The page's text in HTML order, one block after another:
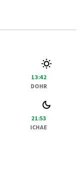
13:42
DOHR
21:53
ICHAE